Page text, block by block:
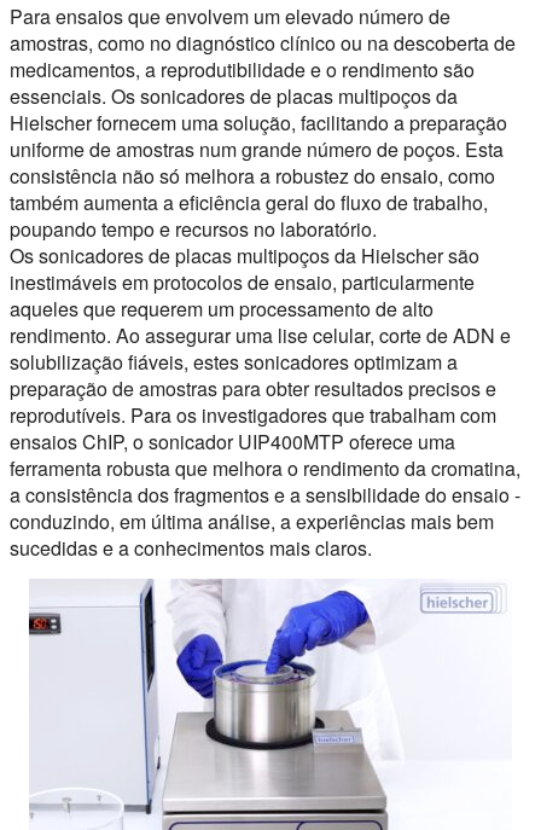
Para ensaios que envolvem um elevado número de
amostras, como no diagnóstico clínico ou na descoberta de
medicamentos, a reprodutibilidade e o rendimento são
essenciais. Os sonicadores de placas multipoços da
Hielscher fornecem uma solução, facilitando a preparação
uniforme de amostras num grande número de poços. Esta
consistência não só melhora a robustez do ensaio, como
também aumenta a eficiência geral do fluxo de trabalho,
poupando tempo e recursos no laboratório.
Os sonicadores de placas multipoços da Hielscher são
inestimáveis em protocolos de ensaio, particularmente
aqueles que requerem um processamento de alto
rendimento. Ao assegurar uma lise celular, corte de ADN e
solubilização fiáveis, estes sonicadores optimizam a
preparação de amostras para obter resultados precisos e
reprodutíveis. Para os investigadores que trabalham com
ensaios ChIP, o sonicador UIP400MTP oferece uma
ferramenta robusta que melhora o rendimento da cromatina,
a consistência dos fragmentos e a sensibilidade do ensaio -
conduzindo, em última análise, a experiências mais bem
sucedidas e a conhecimentos mais claros.